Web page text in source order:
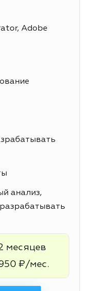
Adobe
анализ,
месяцев
₽/мес.